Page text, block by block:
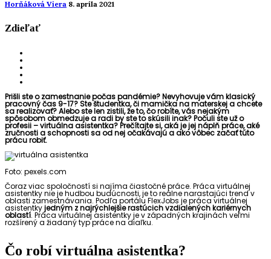
Horňáková Viera 8. apríla 2021
Zdieľať
Prišli ste o zamestnanie počas pandémie? Nevyhovuje vám klasický
pracovný čas 9-17? Ste študentka, či mamička na materskej a chcete
sa realizovať? Alebo ste len zistili, že to, čo robíte, vás nejakým
spôsobom obmedzuje a radi by ste to skúsili inak? Počuli ste už o
profesii – virtuálna asistentka? Prečítajte si, aká je jej náplň práce, aké
zručnosti a schopnosti sa od nej očakávajú a ako vôbec začať túto
prácu robiť.
Foto: pexels.com
Čoraz viac spoločností si najíma čiastočné práce. Práca virtuálnej
asistentky nie je hudbou budúcnosti, je to reálne narastajúci trend v
oblasti zamestnávania. Podľa portálu FlexJobs je práca virtuálnej
asistentkyjedným z najrýchlejšie rastúcichvzdialených kariérnych
oblastí. Práca virtuálnej asistentky je v západných krajinách veľmi
rozšírený a žiadaný typ práce na diaľku.
Čo robí virtuálna asistentka?